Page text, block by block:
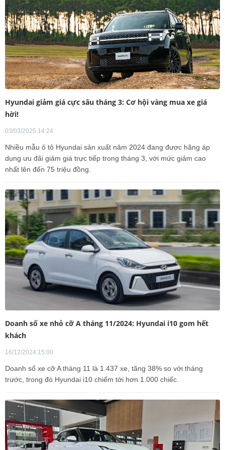
Hyundai giảm giá cực sâu tháng 3: Cơ hội vàng mua xe giá
hời!
03/03/2025 14:24
Nhiều mẫu ô tô Hyundai sản xuất năm 2024 đang được hãng áp
dụng ưu đãi giảm giá trực tiếp trong tháng 3, với mức giảm cao
nhất lên đến 75 triệu đồng.
Doanh số xe nhỏ cỡ A tháng 11/2024: Hyundai i10 gom hết
khách
16/12/2024 15:00
Doanh số xe cỡ A tháng 11 là 1.437 xe, tăng 38% so với tháng
trước, trong đó Hyundai i10 chiếm tới hơn 1.000 chiếc.